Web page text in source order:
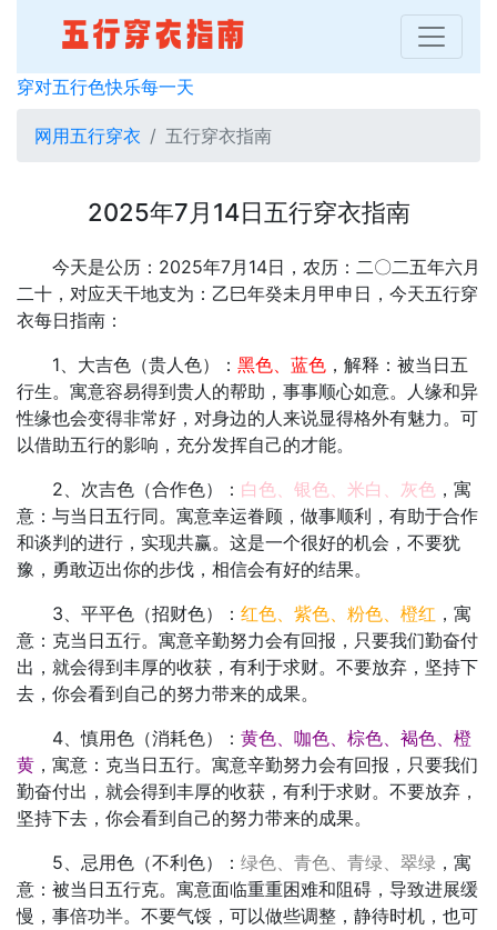
穿对五行色快乐每一天
网用五行穿衣 五行穿衣指南
2025年7月14日五行穿衣指南
今天是公历：2025年7月14日，农历：二〇二五年六月
二十，对应天干地支为：乙巳年癸未月甲申日，今天五行穿
衣每日指南：
1、大吉色（贵人色）： 黑色、蓝色 ，解释：被当日五
行生。寓意容易得到贵人的帮助，事事顺心如意。人缘和异
性缘也会变得非常好，对身边的人来说显得格外有魅力。可
以借助五行的影响，充分发挥自己的才能。
2、次吉色（合作色）： 白色、银色、米白、灰色 ，寓
意：与当日五行同。寓意幸运眷顾，做事顺利，有助于合作
和谈判的进行，实现共赢。这是一个很好的机会，不要犹
豫，勇敢迈出你的步伐，相信会有好的结果。
3、平平色（招财色）： 红色、紫色、粉色、橙红 ，寓
意：克当日五行。寓意辛勤努力会有回报，只要我们勤奋付
出，就会得到丰厚的收获，有利于求财。不要放弃，坚持下
去，你会看到自己的努力带来的成果。
4、慎用色（消耗色）： 黄色、咖色、棕色、褐色、橙
黄 ，寓意：克当日五行。寓意辛勤努力会有回报，只要我们
勤奋付出，就会得到丰厚的收获，有利于求财。不要放弃，
坚持下去，你会看到自己的努力带来的成果。
5、忌用色（不利色）： 绿色、青色、青绿、翠绿 ，寓
意：被当日五行克。寓意面临重重困难和阻碍，导致进展缓
慢，事倍功半。不要气馁，可以做些调整，静待时机，也可